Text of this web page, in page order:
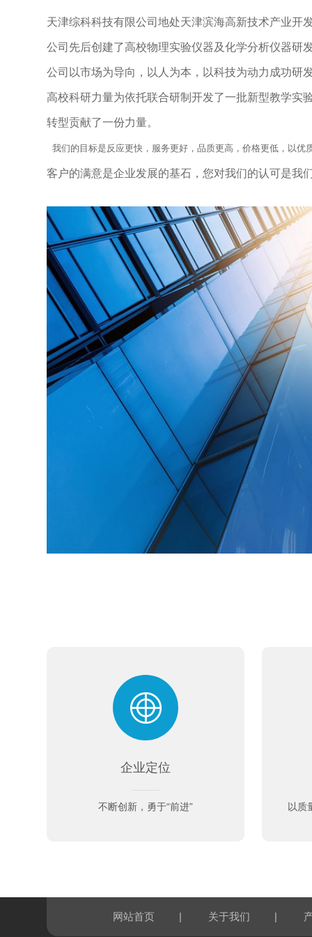
天津综科科技有限公司地处天津滨海高新技术产业开
公司先后创建了高校物理实验仪器及化学分析仪器研
公司以市场为导向，以人为本，以科技为动力成功研
高校科研力量为依托联合研制开发了一批新型教学实
转型贡献了一份力量。
我们的目标是反应更快，服务更好，品质更高，价格更低，以
客户的满意是企业发展的基石，您对我们的认可是我
企业定位
不断创新，勇于“前进” 以质
网站首页 | 关于我们 |